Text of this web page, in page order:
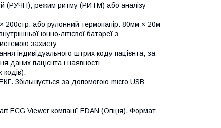
(РУЧН), режим ритму (РИТМ) або аналізу
200стр. або рулонний термопапір: 80мм × 20м
іонно-літієвої батареї з
захисту
індивідуального штрих коду пацієнта, за
даних пацієнта і наявності
кодів).
Збільшується за допомогою micro USB
ECG Viewer компанії EDAN (Опція). Формат